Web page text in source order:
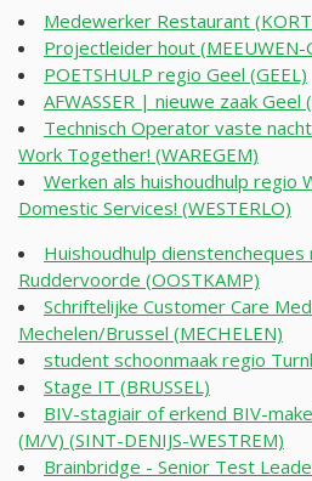
Medewerker Restaurant
Projectleider hout (MEEUWEN-
POETSHULP regio Geel (GEEL)
AFWASSER | nieuwe zaak Geel
Technisch Operator vaste
Work Together! (WAREGEM)
Werken als huishoudhulp regio
Domestic Services! (WESTERLO)
Huishoudhulp
Ruddervoorde (OOSTKAMP)
Schriftelijke Customer Care
Mechelen/Brussel (MECHELEN)
student schoonmaak regio
Stage IT (BRUSSEL)
BIV-stagiair of erkend BIV-
(M/V) (SINT-DENIJS-WESTREM)
Brainbridge - Senior Test